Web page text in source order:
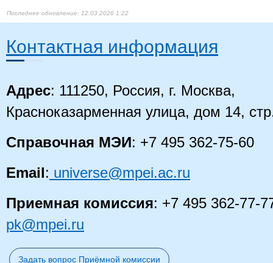
Высшее образование -
бакалавриат
Высшее образование -
бакалавриат
бакалавриат
Прикладная
Высшее образование -
Высшее образование -
12.03.2026 1:22
Контактная информация
Адрес: 111250, Россия, г. Москва,
Красноказарменная улица, дом 14,
Справочная МЭИ: +7 495 362-75-60
Email: universe@mpei.ac.ru
Приемная комиссия: +7 495 362-77-
pk@mpei.ru
Задать вопрос Приёмной комиссии